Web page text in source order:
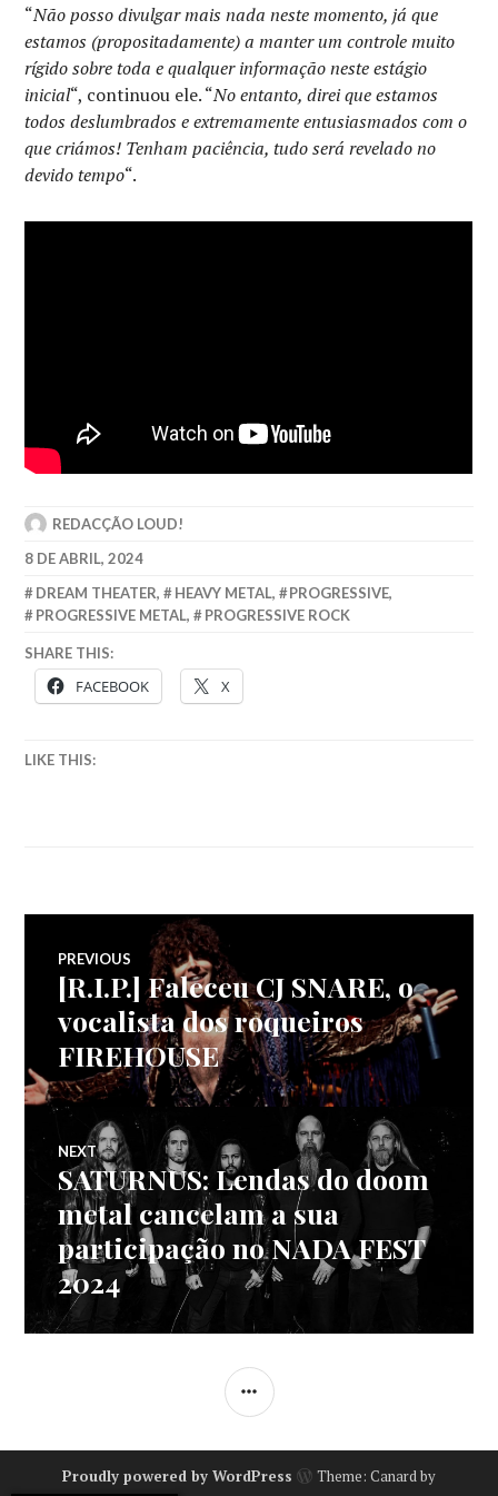
“Não posso divulgar mais nada neste momento, já que
estamos (propositadamente) a manter um controle muito
rígido sobre toda e qualquer informação neste estágio
inicial“, continuou ele. “No entanto, direi que estamos
todos deslumbrados e extremamente entusiasmados com o
que criámos! Tenham paciência, tudo será revelado no
devido tempo“.
REDACÇÃO LOUD!
8 DE ABRIL, 2024
DREAM THEATER, HEAVY METAL, PROGRESSIVE,
PROGRESSIVE METAL, PROGRESSIVE ROCK
SHARE THIS:
FACEBOOK X
LIKE THIS:
Navegação
de
artigos
PREVIOUS
Previous
post:
[R.I.P.] Faleceu CJ SNARE, o
vocalista dos roqueiros
FIREHOUSE
NEXT
Next
post:
SATURNUS: Lendas do doom
metal cancelam a sua
participação no NADA FEST
2024
SIDEBAR
Proudly powered by WordPress
Theme: Canard by